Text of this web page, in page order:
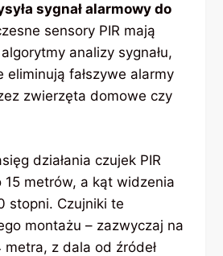
sygnał alarmowy do
sensory PIR mają
analizy sygnału,
eliminują fałszywe alarmy
zwierzęta domowe czy
działania czujek PIR
15 metrów, a kąt widzenia
stopni. Czujniki te
montażu – zazwyczaj na
z dala od źródeł